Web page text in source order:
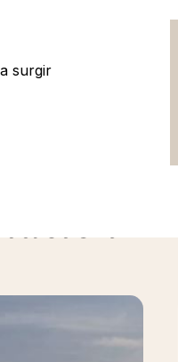
surgir